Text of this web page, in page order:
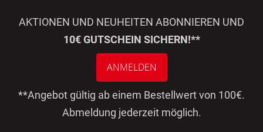
AKTIONEN UND NEUHEITEN ABONNIEREN UND
10€ GUTSCHEIN SICHERN!**
ANMELDEN
**Angebot gültig ab einem Bestellwert von 100€.
Abmeldung jederzeit möglich.